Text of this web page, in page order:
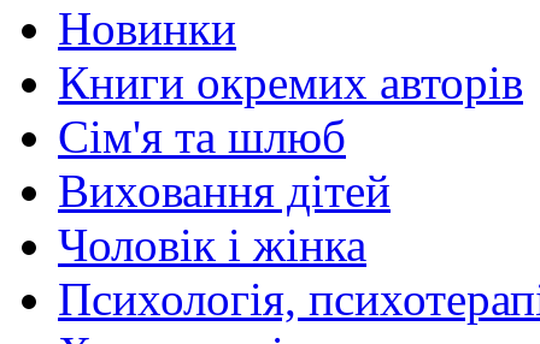
Новинки
Книги окремих авторів
Сім'я та шлюб
Виховання дітей
Чоловік і жінка
Психологія,